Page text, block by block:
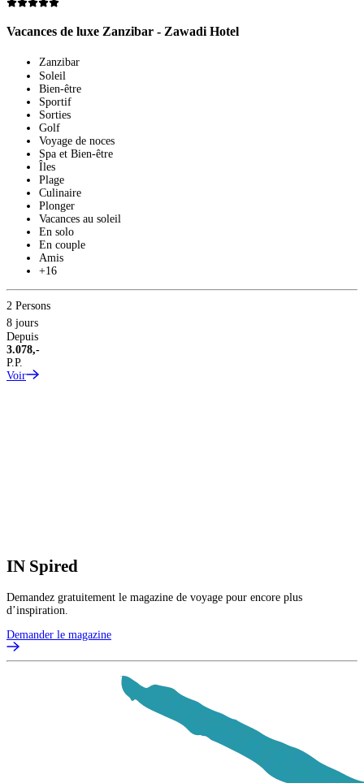
Vacances de luxe Zanzibar - Zawadi Hotel
Zanzibar
Soleil
Bien-être
Sportif
Sorties
Golf
Voyage de noces
Spa et Bien-être
Îles
Plage
Culinaire
Plonger
Vacances au soleil
En solo
En couple
Amis
+16
2 Persons
8 jours
Depuis
3.078,-
P.P.
Voir
IN Spired
Demandez gratuitement le magazine de voyage pour encore plus
d’inspiration.
Demander le magazine